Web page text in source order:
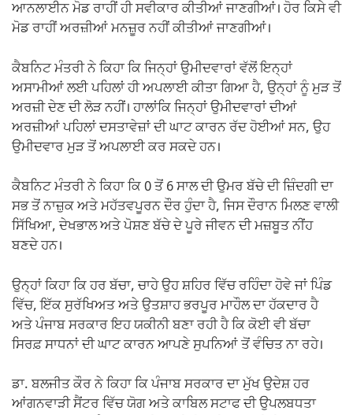
ਆਨਲਾਈਨ ਮੋਡ ਰਾਹੀਂ ਹੀ ਸਵੀਕਾਰ ਕੀਤੀਆਂ ਜਾਣਗੀਆਂ। ਹੋਰ ਕਿਸੇ ਵੀ
ਮੋਡ ਰਾਹੀਂ ਅਰਜ਼ੀਆਂ ਮਨਜ਼ੂਰ ਨਹੀਂ ਕੀਤੀਆਂ ਜਾਣਗੀਆਂ।
ਕੈਬਨਿਟ ਮੰਤਰੀ ਨੇ ਕਿਹਾ ਕਿ ਜਿਨ੍ਹਾਂ ਉਮੀਦਵਾਰਾਂ ਵੱਲੋਂ ਇਨ੍ਹਾਂ
ਅਸਾਮੀਆਂ ਲਈ ਪਹਿਲਾਂ ਹੀ ਅਪਲਾਈ ਕੀਤਾ ਗਿਆ ਹੈ, ਉਨ੍ਹਾਂ ਨੂੰ ਮੁੜ ਤੋਂ
ਅਰਜ਼ੀ ਦੇਣ ਦੀ ਲੋੜ ਨਹੀਂ। ਹਾਲਾਂਕਿ ਜਿਨ੍ਹਾਂ ਉਮੀਦਵਾਰਾਂ ਦੀਆਂ
ਅਰਜ਼ੀਆਂ ਪਹਿਲਾਂ ਦਸਤਾਵੇਜ਼ਾਂ ਦੀ ਘਾਟ ਕਾਰਨ ਰੱਦ ਹੋਈਆਂ ਸਨ, ਉਹ
ਉਮੀਦਵਾਰ ਮੁੜ ਤੋਂ ਅਪਲਾਈ ਕਰ ਸਕਦੇ ਹਨ।
ਕੈਬਨਿਟ ਮੰਤਰੀ ਨੇ ਕਿਹਾ ਕਿ 0 ਤੋਂ 6 ਸਾਲ ਦੀ ਉਮਰ ਬੱਚੇ ਦੀ ਜ਼ਿੰਦਗੀ ਦਾ
ਸਭ ਤੋਂ ਨਾਜ਼ੁਕ ਅਤੇ ਮਹੱਤਵਪੂਰਨ ਦੌਰ ਹੁੰਦਾ ਹੈ, ਜਿਸ ਦੌਰਾਨ ਮਿਲਣ ਵਾਲੀ
ਸਿੱਖਿਆ, ਦੇਖਭਾਲ ਅਤੇ ਪੋਸ਼ਣ ਬੱਚੇ ਦੇ ਪੂਰੇ ਜੀਵਨ ਦੀ ਮਜ਼ਬੂਤ ਨੀਂਹ
ਬਣਦੇ ਹਨ।
ਉਨ੍ਹਾਂ ਕਿਹਾ ਕਿ ਹਰ ਬੱਚਾ, ਚਾਹੇ ਉਹ ਸ਼ਹਿਰ ਵਿੱਚ ਰਹਿੰਦਾ ਹੋਵੇ ਜਾਂ ਪਿੰਡ
ਵਿੱਚ, ਇੱਕ ਸੁਰੱਖਿਅਤ ਅਤੇ ਉਤਸ਼ਾਹ ਭਰਪੂਰ ਮਾਹੌਲ ਦਾ ਹੱਕਦਾਰ ਹੈ
ਅਤੇ ਪੰਜਾਬ ਸਰਕਾਰ ਇਹ ਯਕੀਨੀ ਬਣਾ ਰਹੀ ਹੈ ਕਿ ਕੋਈ ਵੀ ਬੱਚਾ
ਸਿਰਫ਼ ਸਾਧਨਾਂ ਦੀ ਘਾਟ ਕਾਰਨ ਆਪਣੇ ਸੁਪਨਿਆਂ ਤੋਂ ਵੰਚਿਤ ਨਾ ਰਹੇ।
ਡਾ. ਬਲਜੀਤ ਕੌਰ ਨੇ ਕਿਹਾ ਕਿ ਪੰਜਾਬ ਸਰਕਾਰ ਦਾ ਮੁੱਖ ਉਦੇਸ਼ ਹਰ
ਆਂਗਨਵਾੜੀ ਸੈਂਟਰ ਵਿੱਚ ਯੋਗ ਅਤੇ ਕਾਬਿਲ ਸਟਾਫ ਦੀ ਉਪਲਬਧਤਾ